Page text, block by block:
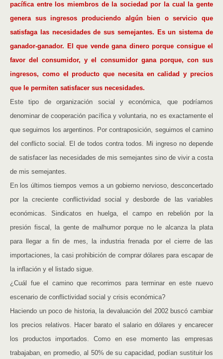
pacífica entre los miembros de la sociedad por la cual la gente
genera sus ingresos produciendo algún bien o servicio que
satisfaga las necesidades de sus semejantes. Es un sistema de
ganador-ganador. El que vende gana dinero porque consigue el
favor del consumidor, y el consumidor gana porque, con sus
ingresos, como el producto que necesita en calidad y precios
que le permiten satisfacer sus necesidades.
Este tipo de organización social y económica, que podríamos
denominar de cooperación pacífica y voluntaria, no es exactamente el
que seguimos los argentinos. Por contraposición, seguimos el camino
del conflicto social. El de todos contra todos. Mi ingreso no depende
de satisfacer las necesidades de mis semejantes sino de vivir a costa
de mis semejantes.
En los últimos tiempos vemos a un gobierno nervioso, desconcertado
por la creciente conflictividad social y desborde de las variables
económicas. Sindicatos en huelga, el campo en rebelión por la
presión fiscal, la gente de malhumor porque no le alcanza la plata
para llegar a fin de mes, la industria frenada por el cierre de las
importaciones, la casi prohibición de comprar dólares para escapar de
la inflación y el listado sigue.
¿Cuál fue el camino que recorrimos para terminar en este nuevo
escenario de conflictividad social y crisis económica?
Haciendo un poco de historia, la devaluación del 2002 buscó cambiar
los precios relativos. Hacer barato el salario en dólares y encarecer
los productos importados. Como en ese momento las empresas
trabajaban, en promedio, al 50% de su capacidad, podían sustituir los